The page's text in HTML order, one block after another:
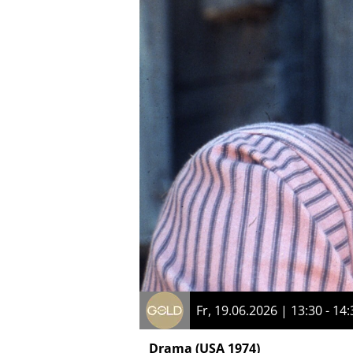
Fr, 19.06.2026 | 13:30 -
Drama (USA 1974)